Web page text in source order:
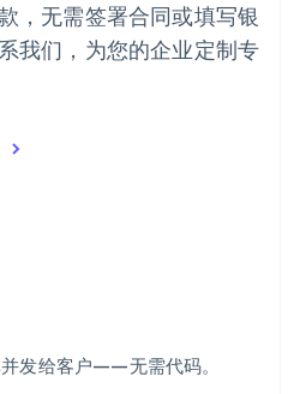
，无需签署合同或填写银
我们，为您的企业定制专
发给客户——无需代码。
English